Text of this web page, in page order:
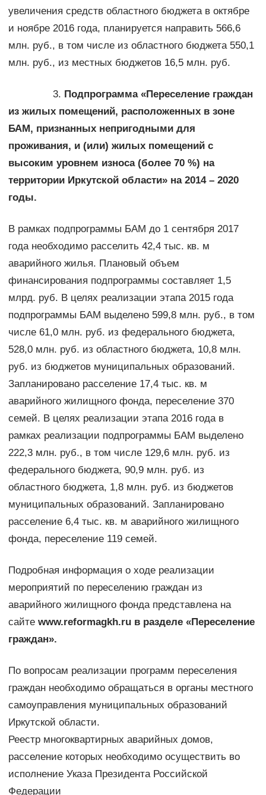
увеличения средств областного бюджета в октябре
и ноябре 2016 года, планируется направить 566,6
млн. руб., в том числе из областного бюджета 550,1
млн. руб., из местных бюджетов 16,5 млн. руб.
3. Подпрограмма «Переселение граждан
из жилых помещений, расположенных в зоне
БАМ, признанных непригодными для
проживания, и (или) жилых помещений с
высоким уровнем износа (более 70 %) на
территории Иркутской области» на 2014 – 2020
годы.
В рамках подпрограммы БАМ до 1 сентября 2017
года необходимо расселить 42,4 тыс. кв. м
аварийного жилья. Плановый объем
финансирования подпрограммы составляет 1,5
млрд. руб. В целях реализации этапа 2015 года
подпрограммы БАМ выделено 599,8 млн. руб., в том
числе 61,0 млн. руб. из федерального бюджета,
528,0 млн. руб. из областного бюджета, 10,8 млн.
руб. из бюджетов муниципальных образований.
Запланировано расселение 17,4 тыс. кв. м
аварийного жилищного фонда, переселение 370
семей. В целях реализации этапа 2016 года в
рамках реализации подпрограммы БАМ выделено
222,3 млн. руб., в том числе 129,6 млн. руб. из
федерального бюджета, 90,9 млн. руб. из
областного бюджета, 1,8 млн. руб. из бюджетов
муниципальных образований. Запланировано
расселение 6,4 тыс. кв. м аварийного жилищного
фонда, переселение 119 семей.
Подробная информация о ходе реализации
мероприятий по переселению граждан из
аварийного жилищного фонда представлена на
сайте www.reformagkh.ru в разделе «Переселение
граждан».
По вопросам реализации программ переселения
граждан необходимо обращаться в органы местного
самоуправления муниципальных образований
Иркутской области.
Реестр многоквартирных аварийных домов,
расселение которых необходимо осуществить во
исполнение Указа Президента Российской
Федерации